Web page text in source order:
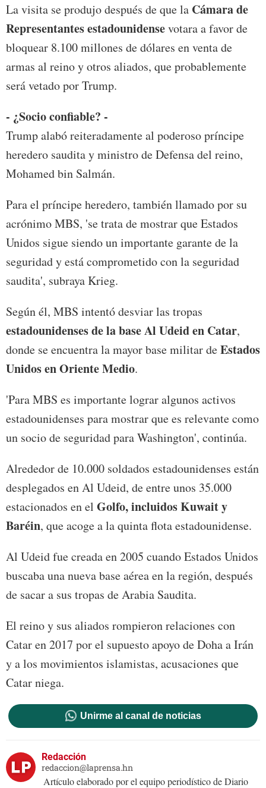
La visita se produjo después de que la Cámara de
Representantes estadounidensevotara a favor de
bloquear 8.100 millones de dólares en venta de
armas al reino y otros aliados, que probablemente
será vetado por Trump.
- ¿Socio confiable? -
Trump alabó reiteradamente al poderoso príncipe
heredero saudita y ministro de Defensa del reino,
Mohamed bin Salmán.
Para el príncipe heredero, también llamado por su
acrónimo MBS, 'se trata de mostrar que Estados
Unidos sigue siendo un importante garante de la
seguridad y está comprometido con la seguridad
saudita', subraya Krieg.
Según él, MBS intentó desviar las tropas
estadounidenses de la base Al Udeid en Catar,
donde se encuentra la mayor base militar deEstados
Unidos en Oriente Medio.
'Para MBS es importante lograr algunos activos
estadounidenses para mostrar que es relevante como
un socio de seguridad para Washington', continúa.
Alrededor de 10.000 soldados estadounidenses están
desplegados en Al Udeid, de entre unos 35.000
estacionados en el Golfo, incluidos Kuwait y
Baréin, que acoge a la quinta flota estadounidense.
Al Udeid fue creada en 2005 cuando Estados Unidos
buscaba una nueva base aérea en la región, después
de sacar a sus tropas de Arabia Saudita.
El reino y sus aliados rompieron relaciones con
Catar en 2017 por el supuesto apoyo de Doha a Irán
y a los movimientos islamistas, acusaciones que
Catar niega.
Unirme al canal de noticias
Redacción
redaccion@laprensa.hn
Artículo elaborado por el equipo periodístico de Diario